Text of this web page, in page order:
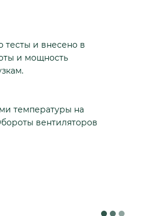
тесты и внесено в
и мощность
температуры на
вентиляторов